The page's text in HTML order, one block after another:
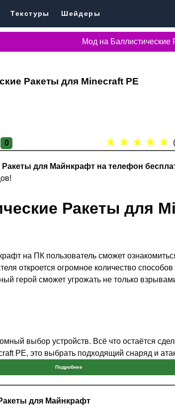
Текстуры Шейдеры
Мод на Баллистические
Ракеты для Minecraft PE
0 ★ ★ ★ ★ ★ (
для Майнкрафт на телефон
Ракеты для
на ПК пользователь сможет
откроется огромное количество
герой сможет угрожать не только
выбор устройств. Всё что остаётся
PE, это выбрать подходящий снаряд и
пользуется координатами и для
своего противника, чтобы предмет из
Подробнее
для Майнкрафт